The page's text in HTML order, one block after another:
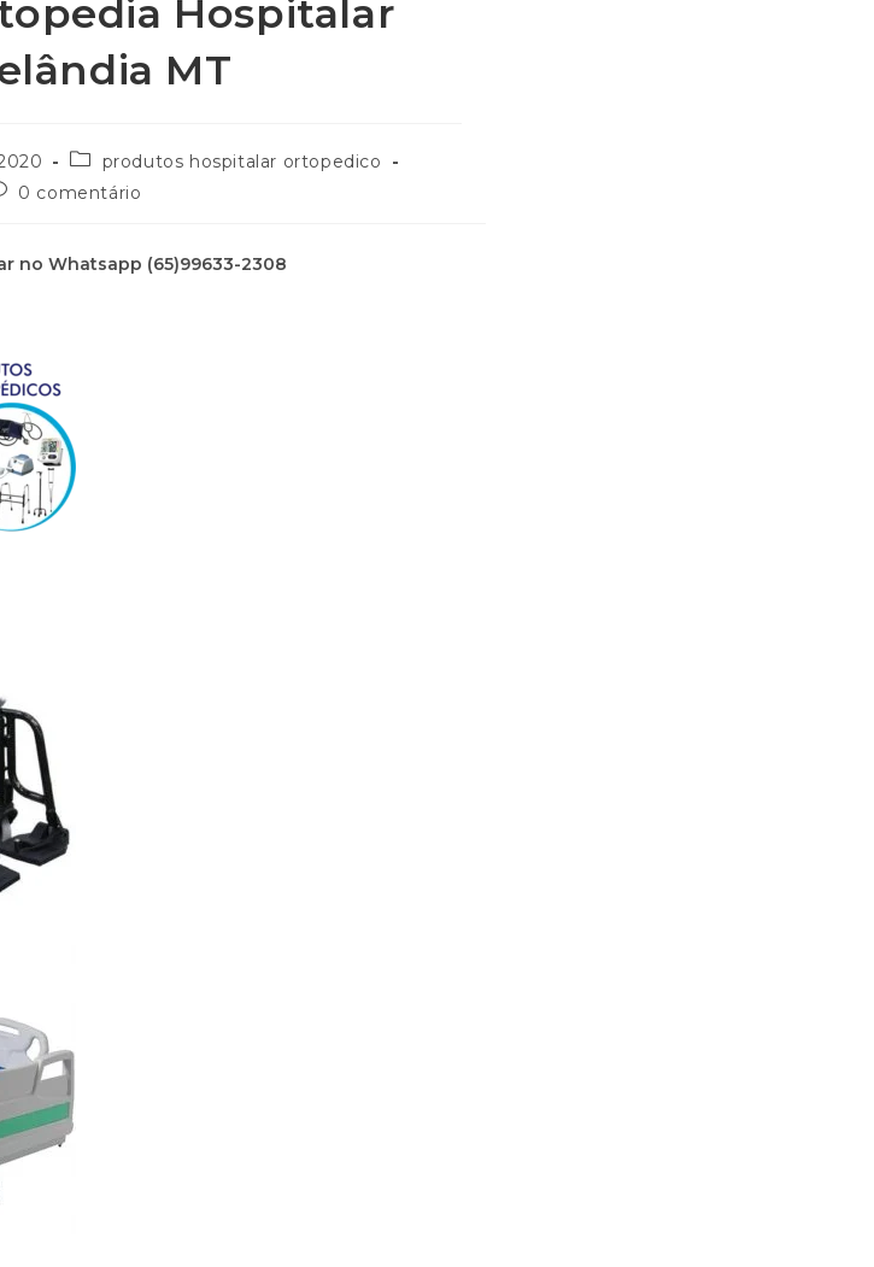
Hospitalar
MT
produtos hospitalar ortopedico
0 comentário
no Whatsapp (65)99633-2308